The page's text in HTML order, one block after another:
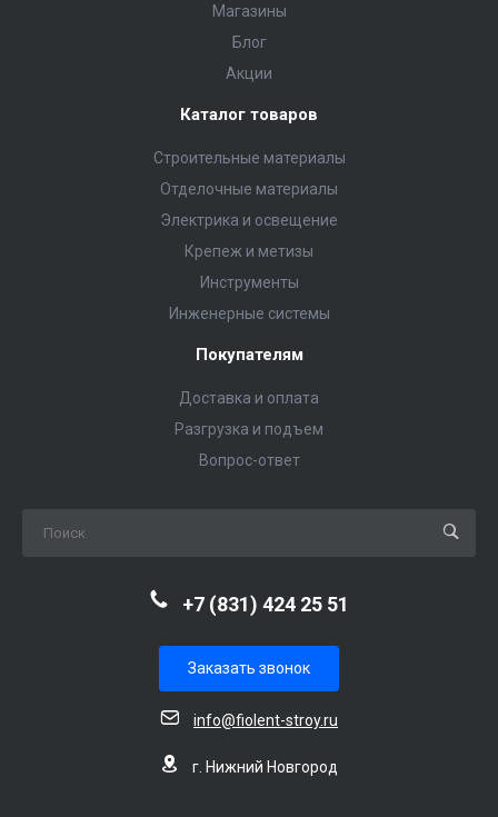
Магазины
Блог
Акции
Каталог товаров
Строительные материалы
Отделочные материалы
Электрика и освещение
Крепеж и метизы
Инструменты
Инженерные системы
Покупателям
Доставка и оплата
Разгрузка и подъем
Вопрос-ответ
+7 (831) 424 25 51
Заказать звонок
info@fiolent-stroy.ru
г. Нижний Новгород